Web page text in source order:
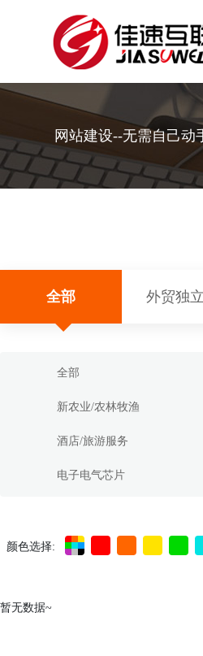
网站建设--无需自己
全部 外贸独
全部
新农业/农林牧渔
酒店/旅游服务
电子电气芯片
颜色选择:
暂无数据~